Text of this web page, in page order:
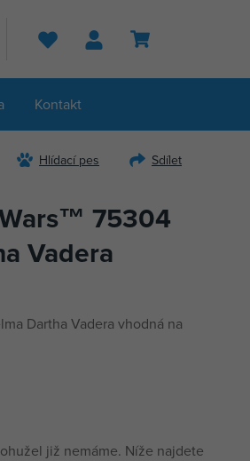
Hledat
Kontakt
Hlídací pes Sdílet
75304
Vadera
Dartha Vadera vhodná na
již nemáme. Níže najdete